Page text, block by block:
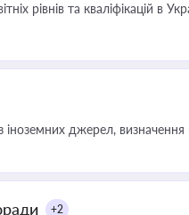
рівнів та кваліфікацій в
іноземних джерел,
+2